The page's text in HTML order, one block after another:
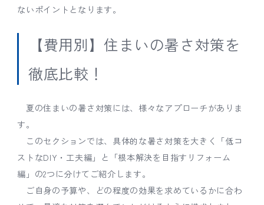
ないポイントとなります。
【費用別】住まいの暑さ対策を
徹底比較！
夏の住まいの暑さ対策には、様々なアプローチがありま
す。
このセクションでは、具体的な暑さ対策を大きく「低コ
ストなDIY・工夫編」と「根本解決を目指すリフォーム
編」の2つに分けてご紹介します。
ご自身の予算や、どの程度の効果を求めているかに合わ